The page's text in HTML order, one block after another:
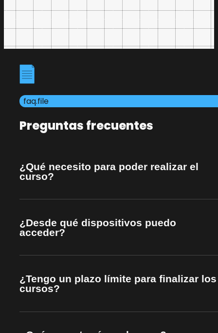
faq.file
Preguntas frecuentes
¿Qué necesito para poder realizar el
curso?
¿Desde qué dispositivos puedo
acceder?
¿Tengo un plazo límite para finalizar los
cursos?